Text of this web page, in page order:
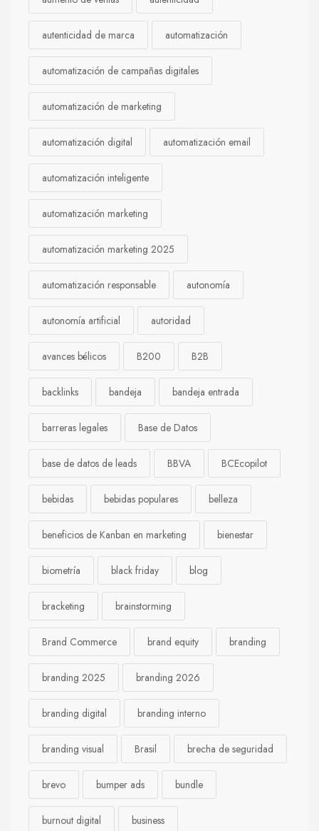
autenticidad de marca automatización
automatización de campañas digitales
automatización de marketing
automatización digital automatización email
automatización inteligente
automatización marketing
automatización marketing 2025
automatización responsable autonomía
autonomía artificial autoridad
avances bélicos B200 B2B
backlinks bandeja bandeja entrada
barreras legales Base de Datos
base de datos de leads BBVA BCEcopilot
bebidas bebidas populares belleza
beneficios de Kanban en marketing bienestar
biometría black friday blog
bracketing brainstorming
Brand Commerce brand equity branding
branding 2025 branding 2026
branding digital branding interno
branding visual Brasil brecha de seguridad
brevo bumper ads bundle
burnout digital business